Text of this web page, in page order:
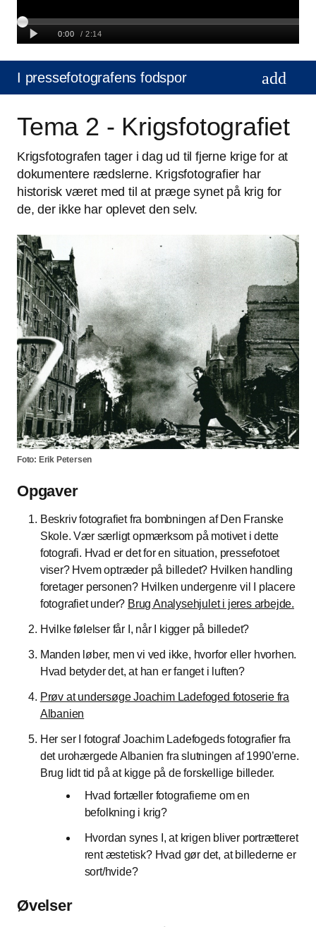
I pressefotografens fodspor
Tema 2 - Krigsfotografiet
Krigsfotografen tager i dag ud til fjerne krige for at
dokumentere rædslerne. Krigsfotografier har
historisk været med til at præge synet på krig for
de, der ikke har oplevet den selv.
Foto: Erik Petersen
Opgaver
Beskriv fotografiet fra bombningen af Den Franske
Skole. Vær særligt opmærksom på motivet i dette
fotografi. Hvad er det for en situation, pressefotoet
viser? Hvem optræder på billedet? Hvilken handling
foretager personen? Hvilken undergenre vil I placere
fotografiet under? Brug Analysehjulet i jeres arbejde.
Hvilke følelser får I, når I kigger på billedet?
Manden løber, men vi ved ikke, hvorfor eller hvorhen.
Hvad betyder det, at han er fanget i luften?
Prøv at undersøge Joachim Ladefoged fotoserie fra
Albanien
Her ser I fotograf Joachim Ladefogeds fotografier fra
det urohærgede Albanien fra slutningen af 1990’erne.
Brug lidt tid på at kigge på de forskellige billeder.
Hvad fortæller fotografierne om en
befolkning i krig?
Hvordan synes I, at krigen bliver portrætteret
rent æstetisk? Hvad gør det, at billederne er
sort/hvide?
Øvelser